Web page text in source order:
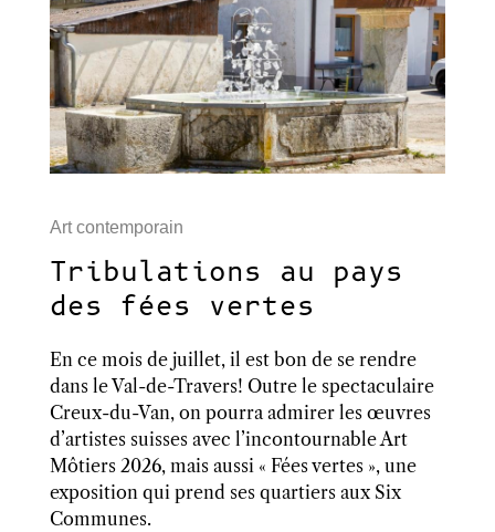
Art contemporain
Tribulations au pays
des fées vertes
En ce mois de juillet, il est bon de se rendre
dans le Val-de-Travers! Outre le spectaculaire
Creux-du-Van, on pourra admirer les œuvres
d’artistes suisses avec l’incontournable Art
Môtiers 2026, mais aussi « Fées vertes », une
exposition qui prend ses quartiers aux Six
Communes.